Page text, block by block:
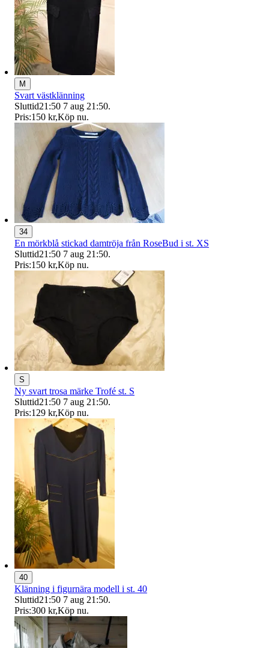
M
Svart västklänning
Sluttid21:50 7 aug 21:50.
Pris:150 kr,Köp nu.
34
En mörkblå stickad damtröja från RoseBud i st. XS
Sluttid21:50 7 aug 21:50.
Pris:150 kr,Köp nu.
S
Ny svart trosa märke Trofé st. S
Sluttid21:50 7 aug 21:50.
Pris:129 kr,Köp nu.
40
Klänning i figurnära modell i st. 40
Sluttid21:50 7 aug 21:50.
Pris:300 kr,Köp nu.